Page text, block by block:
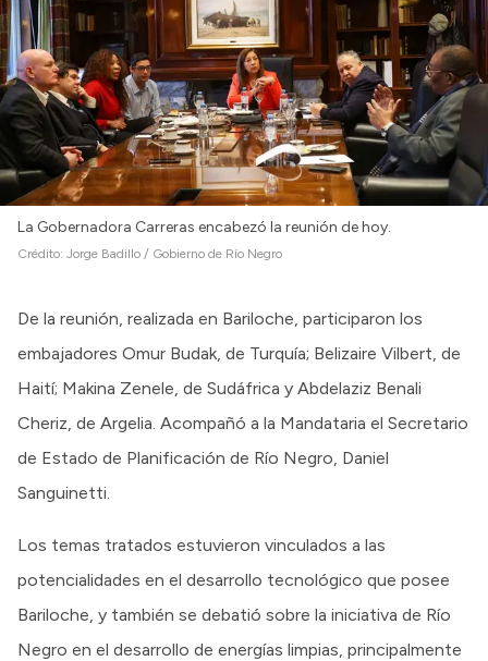
La Gobernadora Carreras encabezó la reunión de hoy.
Crédito: Jorge Badillo / Gobierno de Río Negro
De la reunión, realizada en Bariloche, participaron los
embajadores Omur Budak, de Turquía; Belizaire Vilbert, de
Haití; Makina Zenele, de Sudáfrica y Abdelaziz Benali
Cheriz, de Argelia. Acompañó a la Mandataria el Secretario
de Estado de Planificación de Río Negro, Daniel
Sanguinetti.
Los temas tratados estuvieron vinculados a las
potencialidades en el desarrollo tecnológico que posee
Bariloche, y también se debatió sobre la iniciativa de Río
Negro en el desarrollo de energías limpias, principalmente